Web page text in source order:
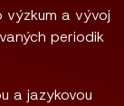
výzkum a vývoj
periodik
a jazykovou